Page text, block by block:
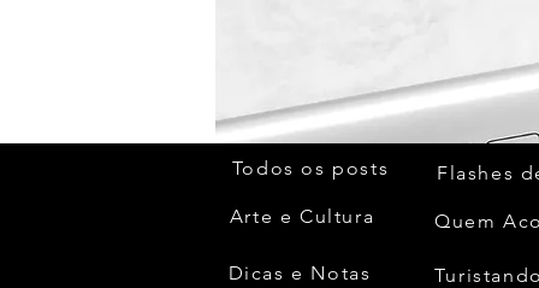
Todos os posts
Arte e Cultura
Dicas e Notas
Flashes